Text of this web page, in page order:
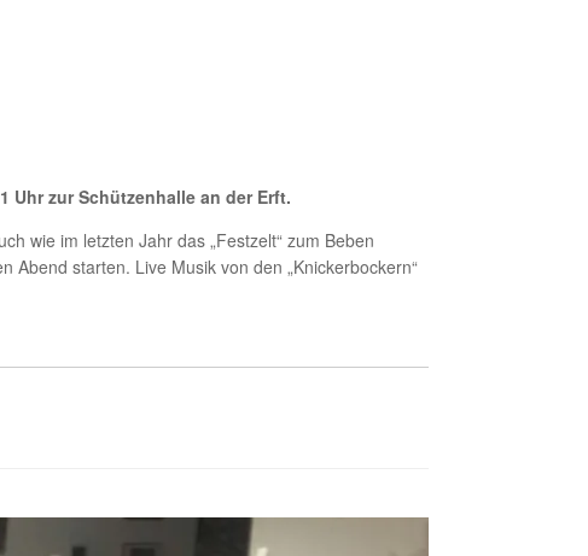
Uhr zur Schützenhalle an der Erft.
wie im letzten Jahr das „Festzelt“ zum Beben
starten. Live Musik von den „Knickerbockern“